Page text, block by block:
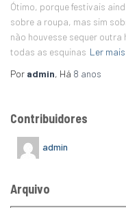
Ótimo, porque festivais
sobre a roupa, mas sim
não houvesse sequer outra
todas as esquinas Ler mais
Por admin, Há 8 anos
Contribuidores
admin
Arquivo